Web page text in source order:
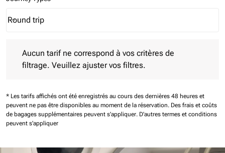
Journey Types option Round trip Selected
Round trip
keyboard_arrow_down
Aucun tarif ne correspond à vos critères de
filtrage. Veuillez ajuster vos filtres.
* Les tarifs affichés ont été enregistrés au cours des dernières 48 heures et
peuvent ne pas être disponibles au moment de la réservation. Des frais et coûts
de bagages supplémentaires peuvent s'appliquer. D'autres termes et conditions
peuvent s'appliquer